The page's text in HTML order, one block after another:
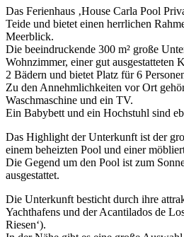
Das Ferienhaus ‚House Carla Pool
Teide und bietet einen herrlichen
Meerblick.
Die beeindruckende 300 m² große
Wohnzimmer, einer gut ausgestatteten
2 Bädern und bietet Platz für 6
Zu den Annehmlichkeiten vor Ort
Waschmaschine und ein TV.
Ein Babybett und ein Hochstuhl sind
Das Highlight der Unterkunft ist der
einem beheizten Pool und einer
Die Gegend um den Pool ist zum
ausgestattet.
Die Unterkunft besticht durch ihre
Yachthafens und der Acantilados de
Riesen‘).